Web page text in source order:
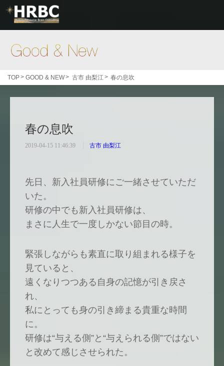
TOP> GOOD & NEW> 古市 由梨江> 春の息吹
春の息吹
2019-04-15 11:46:39 古市 由梨江
先日、新入社員研修にご一緒させていただ
いた。
研修の中でも新入社員研修は、
まさに人生で一度しかない節目の時。
緊張しながらも素直に取り組まれる様子を
見ていると、
遠くなりつつある自身の記憶が引き戻さ
れ、
私にとっても身の引き締まる貴重な時間
に。
研修は“与える側”と“与えられる側”ではない
と改めて感じさせられた。